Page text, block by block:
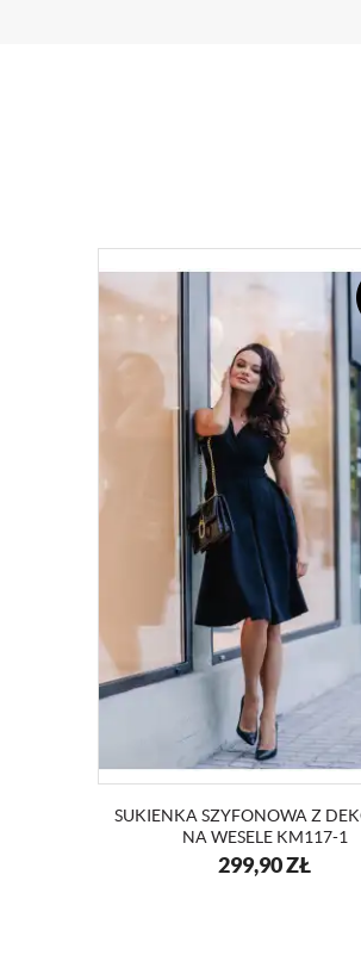
SUKIENKA SZYFONOWA Z
NA WESELE KM117-1
299,90ZŁ